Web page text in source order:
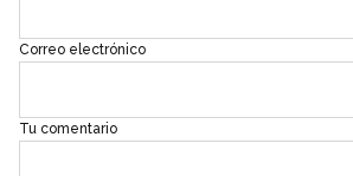
Correo electrónico
Tu comentario